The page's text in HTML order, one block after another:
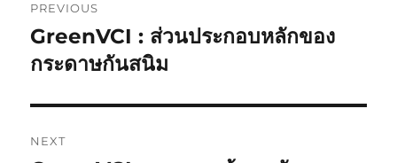
navigation
PREVIOUS
Previous
post:
GreenVCI : ส่วนประกอบหลักของ
กระดาษกันสนิม
NEXT